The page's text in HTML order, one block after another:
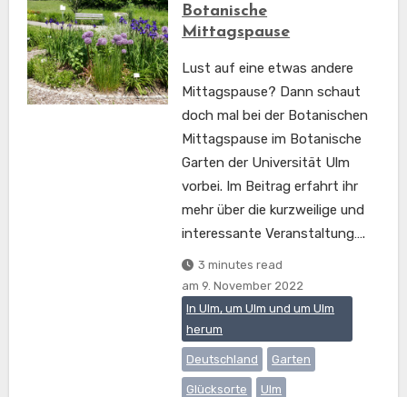
Botanische
Mittagspause
Lust auf eine etwas andere
Mittagspause? Dann schaut
doch mal bei der Botanischen
Mittagspause im Botanische
Garten der Universität Ulm
vorbei. Im Beitrag erfahrt ihr
mehr über die kurzweilige und
interessante Veranstaltung….
3 minutes read
am 9. November 2022
In Ulm, um Ulm und um Ulm
herum
Deutschland Garten
Glücksorte Ulm